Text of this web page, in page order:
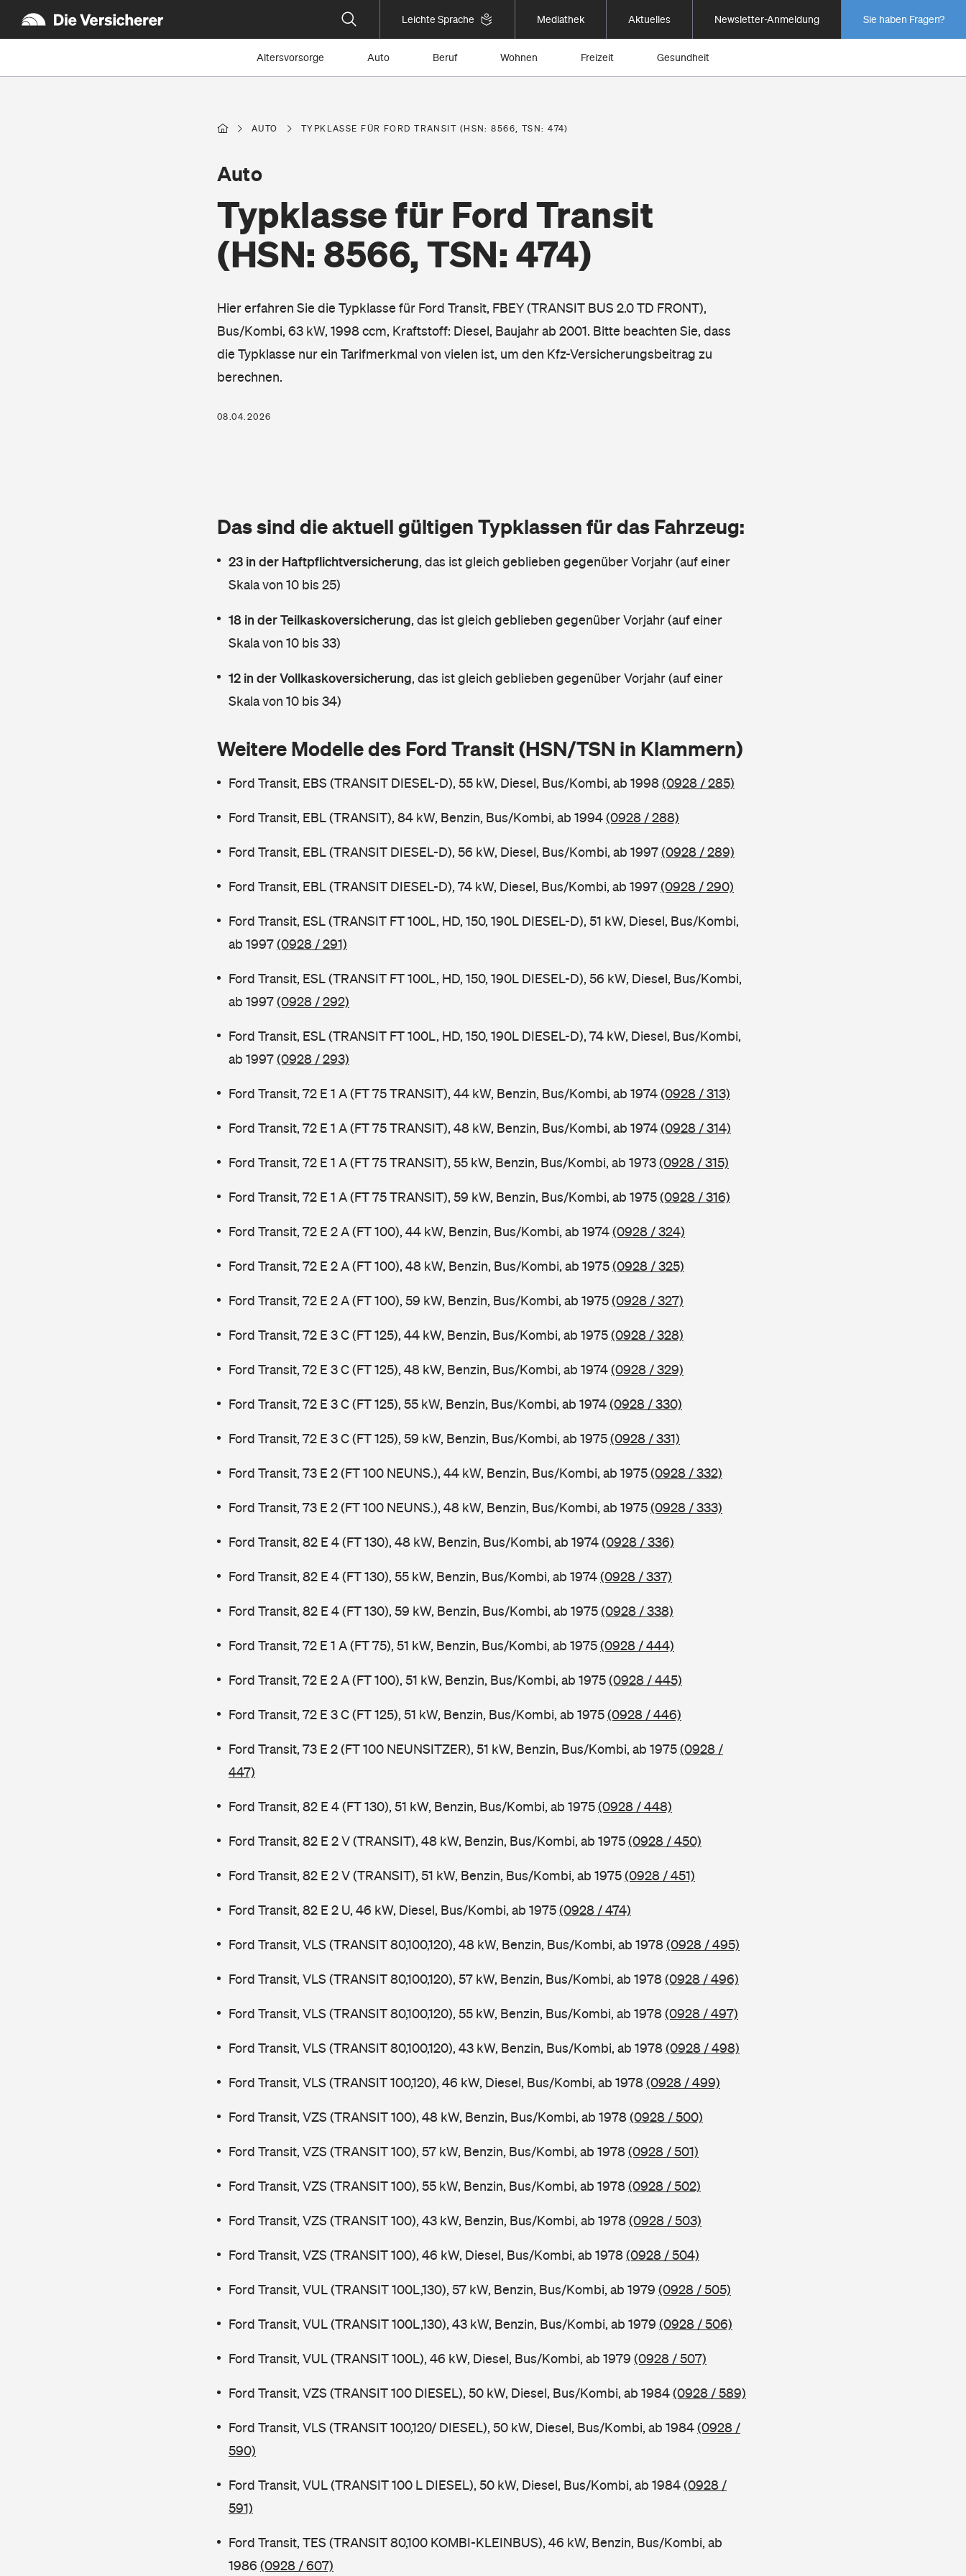
Leichte Sprache Mediathek Aktuelles Newsletter-Anmeldung Sie haben Fragen?
Altersvorsorge Auto Beruf Wohnen Freizeit Gesundheit
AUTO TYPKLASSE FÜR FORD TRANSIT (HSN: 8566, TSN: 474)
Typklasse für Ford Transit
(HSN: 8566, TSN: 474)
Auto
Hier erfahren Sie die Typklasse für Ford Transit, FBEY (TRANSIT BUS 2.0 TD FRONT),
Bus/Kombi, 63 kW, 1998 ccm, Kraftstoff: Diesel, Baujahr ab 2001. Bitte beachten Sie, dass
die Typklasse nur ein Tarifmerkmal von vielen ist, um den Kfz-Versicherungsbeitrag zu
berechnen.
08.04.2026
Das sind die aktuell gültigen Typklassen für das Fahrzeug:
23 in der Haftpflichtversicherung, das ist gleich geblieben gegenüber Vorjahr (auf einer
Skala von 10 bis 25)
18 in der Teilkaskoversicherung, das ist gleich geblieben gegenüber Vorjahr (auf einer
Skala von 10 bis 33)
12 in der Vollkaskoversicherung, das ist gleich geblieben gegenüber Vorjahr (auf einer
Skala von 10 bis 34)
Weitere Modelle des Ford Transit (HSN/TSN in Klammern)
Ford Transit, EBS (TRANSIT DIESEL-D), 55 kW, Diesel, Bus/Kombi, ab 1998(0928 / 285)
Ford Transit, EBL (TRANSIT), 84 kW, Benzin, Bus/Kombi, ab 1994(0928 / 288)
Ford Transit, EBL (TRANSIT DIESEL-D), 56 kW, Diesel, Bus/Kombi, ab 1997(0928 / 289)
Ford Transit, EBL (TRANSIT DIESEL-D), 74 kW, Diesel, Bus/Kombi, ab 1997(0928 / 290)
Ford Transit, ESL (TRANSIT FT 100L, HD, 150, 190L DIESEL-D), 51 kW, Diesel, Bus/Kombi,
ab 1997(0928 / 291)
Ford Transit, ESL (TRANSIT FT 100L, HD, 150, 190L DIESEL-D), 56 kW, Diesel, Bus/Kombi,
ab 1997(0928 / 292)
Ford Transit, ESL (TRANSIT FT 100L, HD, 150, 190L DIESEL-D), 74 kW, Diesel, Bus/Kombi,
ab 1997(0928 / 293)
Ford Transit, 72 E 1 A (FT 75 TRANSIT), 44 kW, Benzin, Bus/Kombi, ab 1974(0928 / 313)
Ford Transit, 72 E 1 A (FT 75 TRANSIT), 48 kW, Benzin, Bus/Kombi, ab 1974(0928 / 314)
Ford Transit, 72 E 1 A (FT 75 TRANSIT), 55 kW, Benzin, Bus/Kombi, ab 1973(0928 / 315)
Ford Transit, 72 E 1 A (FT 75 TRANSIT), 59 kW, Benzin, Bus/Kombi, ab 1975(0928 / 316)
Ford Transit, 72 E 2 A (FT 100), 44 kW, Benzin, Bus/Kombi, ab 1974(0928 / 324)
Ford Transit, 72 E 2 A (FT 100), 48 kW, Benzin, Bus/Kombi, ab 1975(0928 / 325)
Ford Transit, 72 E 2 A (FT 100), 59 kW, Benzin, Bus/Kombi, ab 1975(0928 / 327)
Ford Transit, 72 E 3 C (FT 125), 44 kW, Benzin, Bus/Kombi, ab 1975(0928 / 328)
Ford Transit, 72 E 3 C (FT 125), 48 kW, Benzin, Bus/Kombi, ab 1974(0928 / 329)
Ford Transit, 72 E 3 C (FT 125), 55 kW, Benzin, Bus/Kombi, ab 1974(0928 / 330)
Ford Transit, 72 E 3 C (FT 125), 59 kW, Benzin, Bus/Kombi, ab 1975(0928 / 331)
Ford Transit, 73 E 2 (FT 100 NEUNS.), 44 kW, Benzin, Bus/Kombi, ab 1975(0928 / 332)
Ford Transit, 73 E 2 (FT 100 NEUNS.), 48 kW, Benzin, Bus/Kombi, ab 1975(0928 / 333)
Ford Transit, 82 E 4 (FT 130), 48 kW, Benzin, Bus/Kombi, ab 1974(0928 / 336)
Ford Transit, 82 E 4 (FT 130), 55 kW, Benzin, Bus/Kombi, ab 1974(0928 / 337)
Ford Transit, 82 E 4 (FT 130), 59 kW, Benzin, Bus/Kombi, ab 1975(0928 / 338)
Ford Transit, 72 E 1 A (FT 75), 51 kW, Benzin, Bus/Kombi, ab 1975(0928 / 444)
Ford Transit, 72 E 2 A (FT 100), 51 kW, Benzin, Bus/Kombi, ab 1975(0928 / 445)
Ford Transit, 72 E 3 C (FT 125), 51 kW, Benzin, Bus/Kombi, ab 1975(0928 / 446)
Ford Transit, 73 E 2 (FT 100 NEUNSITZER), 51 kW, Benzin, Bus/Kombi, ab 1975(0928 /
447)
Ford Transit, 82 E 4 (FT 130), 51 kW, Benzin, Bus/Kombi, ab 1975(0928 / 448)
Ford Transit, 82 E 2 V (TRANSIT), 48 kW, Benzin, Bus/Kombi, ab 1975(0928 / 450)
Ford Transit, 82 E 2 V (TRANSIT), 51 kW, Benzin, Bus/Kombi, ab 1975(0928 / 451)
Ford Transit, 82 E 2 U, 46 kW, Diesel, Bus/Kombi, ab 1975(0928 / 474)
Ford Transit, VLS (TRANSIT 80,100,120), 48 kW, Benzin, Bus/Kombi, ab 1978(0928 / 495)
Ford Transit, VLS (TRANSIT 80,100,120), 57 kW, Benzin, Bus/Kombi, ab 1978(0928 / 496)
Ford Transit, VLS (TRANSIT 80,100,120), 55 kW, Benzin, Bus/Kombi, ab 1978(0928 / 497)
Ford Transit, VLS (TRANSIT 80,100,120), 43 kW, Benzin, Bus/Kombi, ab 1978(0928 / 498)
Ford Transit, VLS (TRANSIT 100,120), 46 kW, Diesel, Bus/Kombi, ab 1978(0928 / 499)
Ford Transit, VZS (TRANSIT 100), 48 kW, Benzin, Bus/Kombi, ab 1978(0928 / 500)
Ford Transit, VZS (TRANSIT 100), 57 kW, Benzin, Bus/Kombi, ab 1978(0928 / 501)
Ford Transit, VZS (TRANSIT 100), 55 kW, Benzin, Bus/Kombi, ab 1978(0928 / 502)
Ford Transit, VZS (TRANSIT 100), 43 kW, Benzin, Bus/Kombi, ab 1978(0928 / 503)
Ford Transit, VZS (TRANSIT 100), 46 kW, Diesel, Bus/Kombi, ab 1978(0928 / 504)
Ford Transit, VUL (TRANSIT 100L,130), 57 kW, Benzin, Bus/Kombi, ab 1979 (0928 / 505)
Ford Transit, VUL (TRANSIT 100L,130), 43 kW, Benzin, Bus/Kombi, ab 1979 (0928 / 506)
Ford Transit, VUL (TRANSIT 100L), 46 kW, Diesel, Bus/Kombi, ab 1979 (0928 / 507)
Ford Transit, VZS (TRANSIT 100 DIESEL), 50 kW, Diesel, Bus/Kombi, ab 1984(0928 / 589)
Ford Transit, VLS (TRANSIT 100,120/ DIESEL), 50 kW, Diesel, Bus/Kombi, ab 1984(0928 /
590)
Ford Transit, VUL (TRANSIT 100 L DIESEL), 50 kW, Diesel, Bus/Kombi, ab 1984(0928 /
591)
Ford Transit, TES (TRANSIT 80,100 KOMBI-KLEINBUS), 46 kW, Benzin, Bus/Kombi, ab
1986 (0928 / 607)